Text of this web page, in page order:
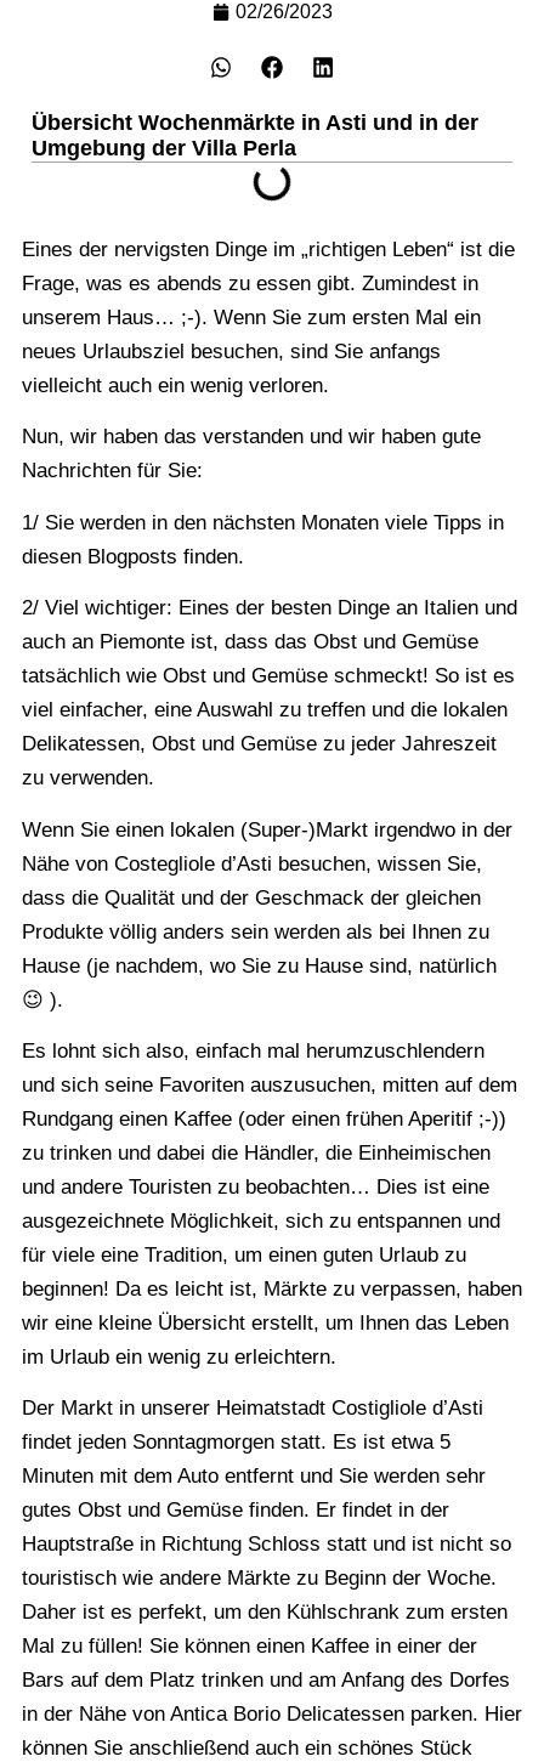
02/26/2023
Übersicht Wochenmärkte in Asti und in der
Umgebung der Villa Perla
Eines der nervigsten Dinge im „richtigen Leben“ ist die
Frage, was es abends zu essen gibt. Zumindest in
unserem Haus… ;-). Wenn Sie zum ersten Mal ein
neues Urlaubsziel besuchen, sind Sie anfangs
vielleicht auch ein wenig verloren.
Nun, wir haben das verstanden und wir haben gute
Nachrichten für Sie:
1/ Sie werden in den nächsten Monaten viele Tipps in
diesen Blogposts finden.
2/ Viel wichtiger: Eines der besten Dinge an Italien und
auch an Piemonte ist, dass das Obst und Gemüse
tatsächlich wie Obst und Gemüse schmeckt! So ist es
viel einfacher, eine Auswahl zu treffen und die lokalen
Delikatessen, Obst und Gemüse zu jeder Jahreszeit
zu verwenden.
Wenn Sie einen lokalen (Super-)Markt irgendwo in der
Nähe von Costegliole d’Asti besuchen, wissen Sie,
dass die Qualität und der Geschmack der gleichen
Produkte völlig anders sein werden als bei Ihnen zu
Hause (je nachdem, wo Sie zu Hause sind, natürlich
😉 ).
Es lohnt sich also, einfach mal herumzuschlendern
und sich seine Favoriten auszusuchen, mitten auf dem
Rundgang einen Kaffee (oder einen frühen Aperitif ;-))
zu trinken und dabei die Händler, die Einheimischen
und andere Touristen zu beobachten… Dies ist eine
ausgezeichnete Möglichkeit, sich zu entspannen und
für viele eine Tradition, um einen guten Urlaub zu
beginnen! Da es leicht ist, Märkte zu verpassen, haben
wir eine kleine Übersicht erstellt, um Ihnen das Leben
im Urlaub ein wenig zu erleichtern.
Der Markt in unserer Heimatstadt Costigliole d’Asti
findet jeden Sonntagmorgen statt. Es ist etwa 5
Minuten mit dem Auto entfernt und Sie werden sehr
gutes Obst und Gemüse finden. Er findet in der
Hauptstraße in Richtung Schloss statt und ist nicht so
touristisch wie andere Märkte zu Beginn der Woche.
Daher ist es perfekt, um den Kühlschrank zum ersten
Mal zu füllen! Sie können einen Kaffee in einer der
Bars auf dem Platz trinken und am Anfang des Dorfes
in der Nähe von Antica Borio Delicatessenparken. Hier
können Sie anschließend auch ein schönes Stück